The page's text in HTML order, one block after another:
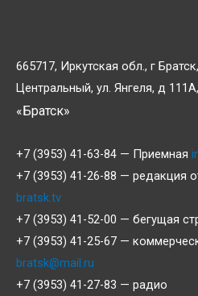
665717, Иркутская обл., г
Центральный, ул. Янгеля, д
«Братск»
+7 (3953) 41-63-84 — Приемная
+7 (3953) 41-26-88 — редакция
bratsk.tv
+7 (3953) 41-52-00 — бегущая
+7 (3953) 41-25-67 —
bratsk@mail.ru
+7 (3953) 41-27-83 — радио